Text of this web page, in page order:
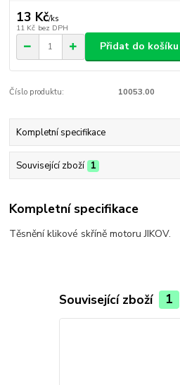
13 Kč/ks
11 Kč bez DPH
Přidat do košíku
Číslo produktu: 10053.00
Kompletní specifikace
Související zboží 1
Kompletní specifikace
Těsnění klikové skříně motoru JIKOV.
Související zboží 1